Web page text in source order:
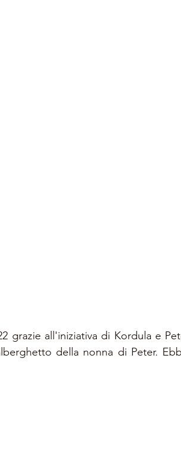
grazie all'iniziativa di Kordula e
della nonna di Peter.